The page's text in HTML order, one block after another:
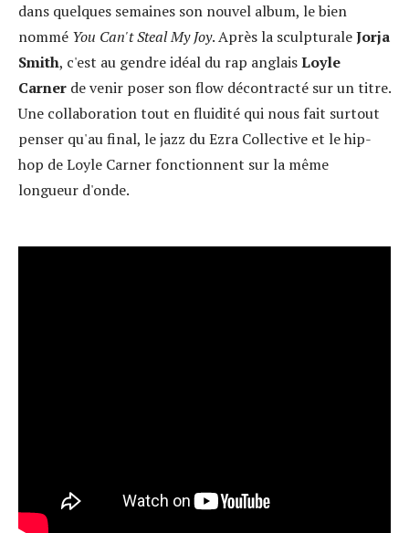
dans quelques semaines son nouvel album, le bien
nommé You Can't Steal My Joy. Après la sculpturaleJorja
Smith, c'est au gendre idéal du rap anglaisLoyle
Carner de venir poser son flow décontracté sur un titre.
Une collaboration tout en fluidité qui nous fait surtout
penser qu'au final, le jazz du Ezra Collective et le hip-
hop de Loyle Carner fonctionnent sur la même
longueur d'onde.